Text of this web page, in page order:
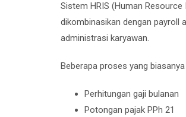
Sistem HRIS (Human
dikombinasikan dengan payroll
administrasi karyawan.
Beberapa proses yang
Perhitungan gaji bulanan
Potongan pajak PPh 21